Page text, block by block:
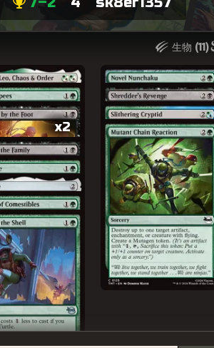
生物 (11)
x2